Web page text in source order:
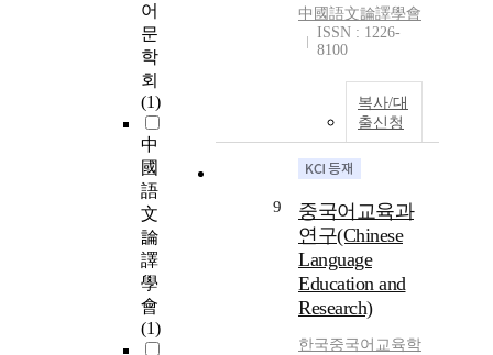
어
문
학
회
(1)
中
國
語
文
論
譯
學
會
(1)
中國語文論譯學會
ISSN : 1226-
8100
복사/대
출신청
9
중국어교육과
연구(Chinese
Language
Education and
Research)
한국중국어교육학